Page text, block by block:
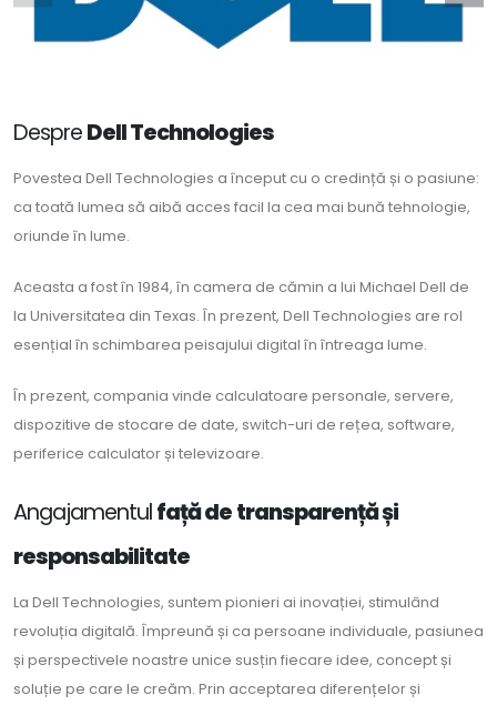
DespreDell Technologies
Povestea Dell Technologies a început cu o credință și o pasiune:
ca toată lumea să aibă acces facil la cea mai bună tehnologie,
oriunde în lume.
Aceasta a fost în 1984, în camera de cămin a lui Michael Dell de
la Universitatea din Texas. În prezent, Dell Technologies are rol
esențial în schimbarea peisajului digital în întreaga lume.
În prezent, compania vinde calculatoare personale, servere,
dispozitive de stocare de date, switch-uri de rețea, software,
periferice calculator și televizoare.
Angajamentulfață de transparență și
responsabilitate
La Dell Technologies, suntem pionieri ai inovației, stimulând
revoluția digitală. Împreună și ca persoane individuale, pasiunea
și perspectivele noastre unice susțin fiecare idee, concept și
soluție pe care le creăm. Prin acceptarea diferențelor și